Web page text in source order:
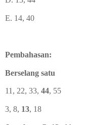
E. 14, 40
Pembahasan:
Berselang satu
11, 22, 33, 44, 55
3, 8, 13, 18